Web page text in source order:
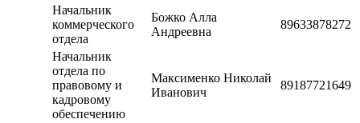
Начальник
коммерческого
отдела
Божко Алла
Андреевна
89633878272
Начальник
отдела по
правовому и
кадровому
обеспечению
Максименко Николай
Иванович
89187721649